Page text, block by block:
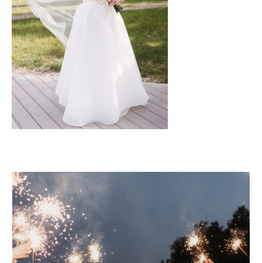
СВАДЬБЫ «ПОД КЛЮЧ»
Свадьбы до 800 тыс. руб
Свадьбы от 800 до 1 млн тыс.
руб
Свадьбы от 1 млн руб
АКЦИИ
Свадьба "под ключ"
КОНТАКТЫ
© 2016—2026 Сайт сети свадебных площадок «House for
Wedding»
Сайт не является публичной офертой и носит
информационный характер.
Политика обработки персональных данных
houseforwedding@gmail.com
Написать в Telegram:
House_for_Wedding
House for Wedding
Написать в WhatsApp:
+7(964)777-84-74